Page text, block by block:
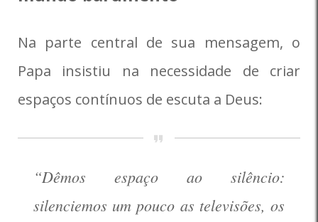
Na parte central de sua mensagem, o
Papa insistiu na necessidade de criar
espaços contínuos de escuta a Deus:
“Dêmos espaço ao silêncio:
silenciemos um pouco as televisões, os